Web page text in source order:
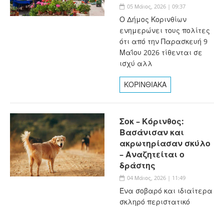
05 Μάιος, 2026 | 09:37
Ο Δήμος Κορινθίων
ενημερώνει τους πολίτες
ότι από την Παρασκευή 9
Μαΐου 2026 τίθενται σε
ισχύ αλλ
ΚΟΡΙΝΘΙΑΚΑ
Σοκ – Κόρινθος:
Βασάνισαν και
ακρωτηρίασαν σκύλο
– Αναζητείται ο
δράστης
04 Μάιος, 2026 | 11:49
Ένα σοβαρό και ιδιαίτερα
σκληρό περιστατικό